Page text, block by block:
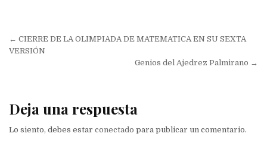
Navegación
de
← CIERRE DE LA OLIMPIADA DE MATEMATICA EN SU SEXTA
VERSIÓN
Genios del Ajedrez Palmirano →
Deja una respuesta
Lo siento, debes estar conectado para publicar un comentario.